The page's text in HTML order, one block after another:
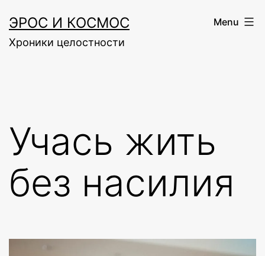
to
content
ЭРОС И КОСМОС
Хроники целостности
Menu
Учась жить
без насилия